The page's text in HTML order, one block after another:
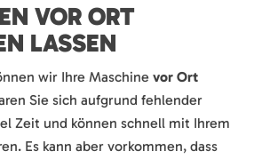
VOR ORT
LASSEN
wir Ihre Maschine vor Ort
Sie sich aufgrund fehlender
Zeit und können schnell mit Ihrem
Es kann aber vorkommen, dass